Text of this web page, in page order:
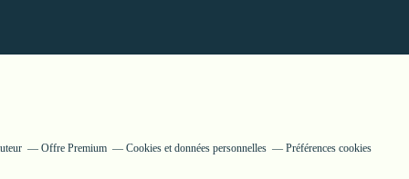
Offre Premium Cookies et données personnelles Préférences cookies